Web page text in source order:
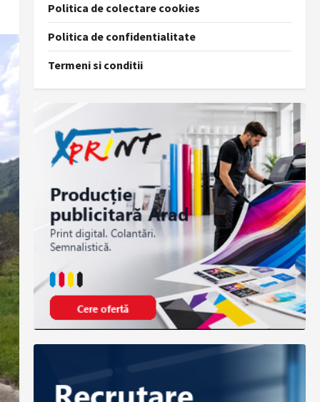
Politica de colectare cookies
Politica de confidentialitate
Termeni si conditii